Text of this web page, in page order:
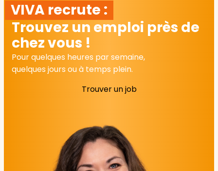
VIVA recrute :
Trouvez un emploi près de
chez vous !
Pour quelques heures par semaine,
quelques jours ou à temps plein.
Trouver un job